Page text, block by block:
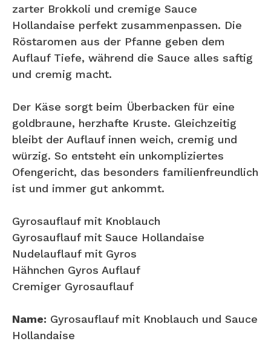
zarter Brokkoli und cremige Sauce
Hollandaise perfekt zusammenpassen. Die
Röstaromen aus der Pfanne geben dem
Auflauf Tiefe, während die Sauce alles saftig
und cremig macht.
Der Käse sorgt beim Überbacken für eine
goldbraune, herzhafte Kruste. Gleichzeitig
bleibt der Auflauf innen weich, cremig und
würzig. So entsteht ein unkompliziertes
Ofengericht, das besonders familienfreundlich
ist und immer gut ankommt.
Gyrosauflauf mit Knoblauch
Gyrosauflauf mit Sauce Hollandaise
Nudelauflauf mit Gyros
Hähnchen Gyros Auflauf
Cremiger Gyrosauflauf
Name: Gyrosauflauf mit Knoblauch und Sauce
Hollandaise